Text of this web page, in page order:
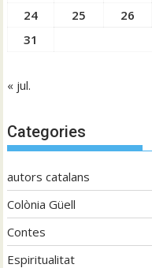
24
25 26
31
« jul.
Categories
autors catalans
Colònia Güell
Contes
Espiritualitat